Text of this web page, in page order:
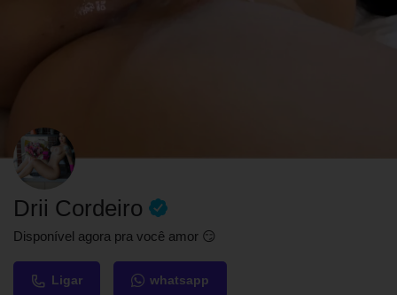
Drii Cordeiro
Disponível agora pra você amor 😏
Ligar whatsapp